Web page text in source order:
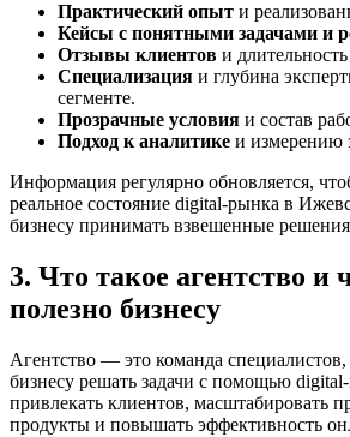
Практический опыт и
Кейсы с понятными задачами и
Отзывы клиентов и
Специализация и глубина
сегменте.
Прозрачные условия и состав
Подход к аналитике и измерению
Информация регулярно обновляется,
реальное состояние digital-рынка в
бизнесу принимать взвешенные
3. Что такое агентство и
полезно бизнесу
Агентство — это команда специалистов,
бизнесу решать задачи с помощью
привлекать клиентов, масштабировать
продукты и повышать эффективность